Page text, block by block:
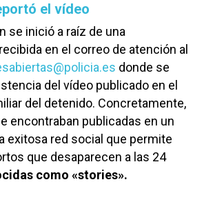
el vídeo
se inició a raíz de una
en el correo de atención al
donde se
del vídeo publicado en el
del detenido. Concretamente,
encontraban publicadas en un
exitosa red social que permite
que desaparecen a las 24
como «stories».